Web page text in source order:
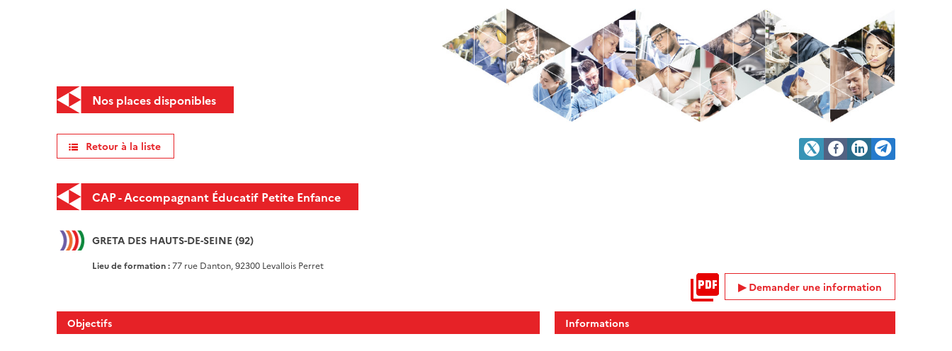
Nos places disponibles
Retour à la liste
CAP - Accompagnant Éducatif Petite Enfance
GRETA DES HAUTS-DE-SEINE (92)
Lieu de formation :77 rue Danton, 92300 Levallois Perret
Demander une information
Objectifs Informations